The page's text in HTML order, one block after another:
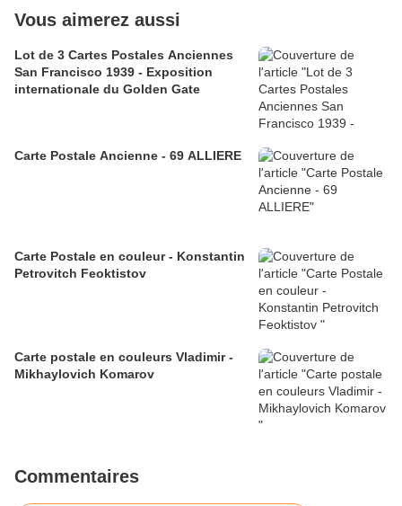
Vous aimerez aussi
Lot de 3 Cartes Postales Anciennes
San Francisco 1939 - Exposition
internationale du Golden Gate
Carte Postale Ancienne - 69 ALLIERE
Carte Postale en couleur - Konstantin
Petrovitch Feoktistov
Carte postale en couleurs Vladimir -
Mikhaylovich Komarov
Commentaires